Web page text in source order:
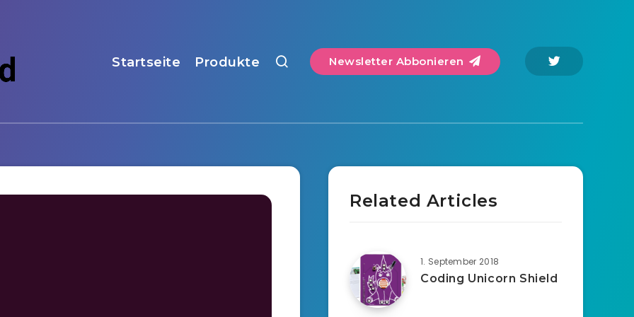
Startseite Produkte Newsletter Abbonieren
Related Articles
1. September 2018
Coding Unicorn Shield